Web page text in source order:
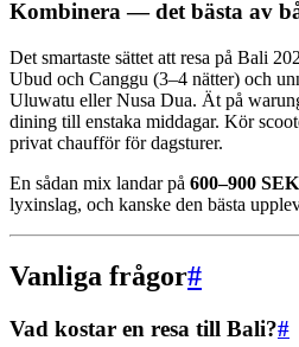
Kombinera — det bästa av
Det smartaste sättet att resa på Bali
Ubud och Canggu (3–4 nätter) och
Uluwatu eller Nusa Dua. Ät på
dining till enstaka middagar. Kör
privat chaufför för dagsturer.
En sådan mix landar på 600–900
lyxinslag, och kanske den bästa
Vanliga frågor#
Vad kostar en resa till Bali?#